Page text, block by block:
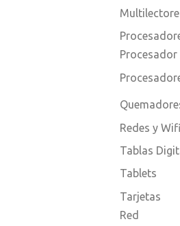
Procesador
Redes y Wifi
Tablas
Tablets
Tarjetas
Red